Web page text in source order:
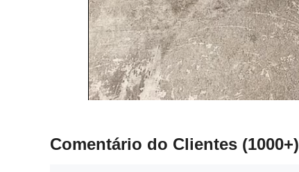
Comentário do Clientes (1000+)